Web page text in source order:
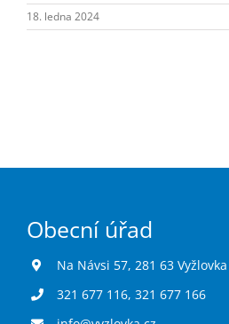
Turistika
18. ledna 2024
Obecní úřad
Na Návsi 57, 281 63 Vyžlovka
321 677 116, 321 677 166